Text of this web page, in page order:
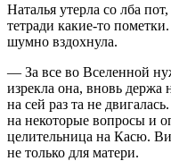
Наталья утерла со лба
тетради какие-то
шумно вздохнула.
— За все во Вселенной
изрекла она, вновь
на сей раз та не
на некоторые вопросы и
целительница на Касю.
не только для матери.